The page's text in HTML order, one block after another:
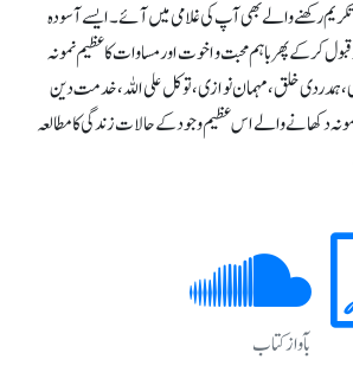
رکھنے والے بھی آپ کی غلامی میں آئے۔ ایسے آسودہ
کرکے پھر باہم محبت و اخوت اور مساوات کا عظیم نمونہ
ہمدردی خلق، مہمان نوازی ، توکل علی اللہ، خدمت دین
دکھانے والے اس عظیم وجود کے حالات زندگی کا مطالعہ
بآواز کتاب